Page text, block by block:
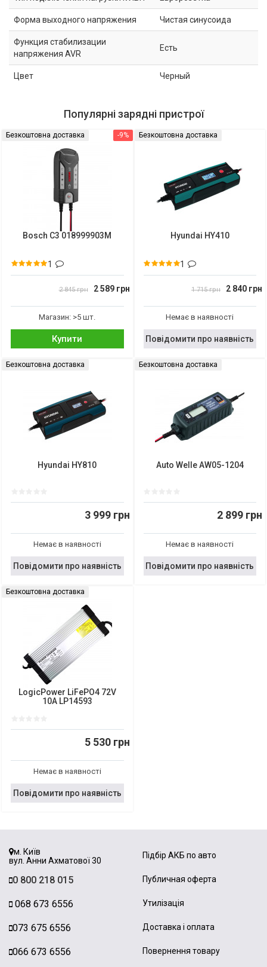
Форма выходного напряжения Чистая синусоида
Функция стабилизации
напряжения AVR
Есть
Цвет Черный
Популярні зарядні пристрої
-9%
Безкоштовна доставка
Bosch C3 018999903M
1
2 845 грн 2 589 грн
Магазин: >5 шт.
Купити
Безкоштовна доставка
Hyundai HY410
1
1 715 грн 2 840 грн
Немає в наявності
Повідомити про наявність
Безкоштовна доставка
Hyundai HY810
3 999 грн
Немає в наявності
Повідомити про наявність
Безкоштовна доставка
Auto Welle AW05-1204
2 899 грн
Немає в наявності
Повідомити про наявність
Безкоштовна доставка
LogicPower LiFePO4 72V
10A LP14593
5 530 грн
Немає в наявності
Повідомити про наявність
м. Київ
вул. Анни Ахматової 30
0 800 218 015
068 673 6556
073 675 6556
066 673 6556
Підбір АКБ по авто
Публичная оферта
Утилізація
Доставка і оплата
Повернення товару